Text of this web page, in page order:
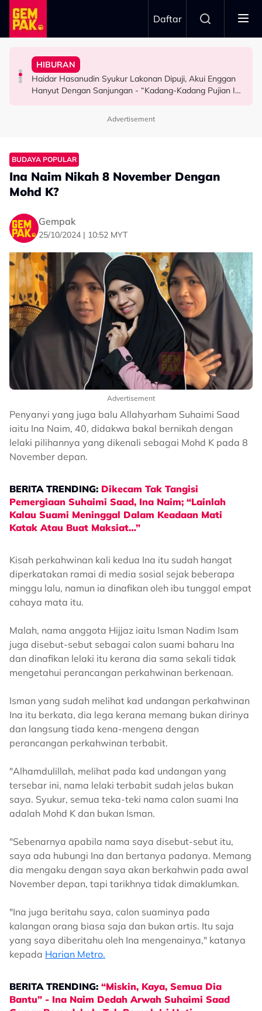
Skip to main content
Daftar
HIBURAN
Bawa Anak Ke Klinik, Syasya Rizal Terkejut Dikenali
Doktor
HIBURAN
Haidar Hasanudin Syukur Lakonan Dipuji, Akui Enggan
Hanyut Dengan Sanjungan - “Kadang-Kadang Pujian Ini
HIBURAN
"Saya Ingat Sampai Bila-Bila..." - Hussain
SELEBRITI
Syida Melvin Serah Isu Hutang Syarikat Kepada
Peguam, Dakwa Masih Belum Dapat Hak - “Saya Dah
Advertisement
BUDAYA POPULAR
Ina Naim Nikah 8 November Dengan
Mohd K?
Gempak
25/10/2024 | 10:52 MYT
Advertisement
Penyanyi yang juga balu Allahyarham Suhaimi Saad
iaitu Ina Naim, 40, didakwa bakal bernikah dengan
lelaki pilihannya yang dikenali sebagai Mohd K pada 8
November depan.
BERITA TRENDING: Dikecam Tak Tangisi
Pemergiaan Suhaimi Saad, Ina Naim; “Lainlah
Kalau Suami Meninggal Dalam Keadaan Mati
Katak Atau Buat Maksiat…”
Kisah perkahwinan kali kedua Ina itu sudah hangat
diperkatakan ramai di media sosial sejak beberapa
minggu lalu, namun ia dinafikan oleh ibu tunggal empat
cahaya mata itu.
Malah, nama anggota Hijjaz iaitu Isman Nadim Isam
juga disebut-sebut sebagai calon suami baharu Ina
dan dinafikan lelaki itu kerana dia sama sekali tidak
mengetahui perancangan perkahwinan berkenaan.
Isman yang sudah melihat kad undangan perkahwinan
Ina itu berkata, dia lega kerana memang bukan dirinya
dan langsung tiada kena-mengena dengan
perancangan perkahwinan terbabit.
"Alhamdulillah, melihat pada kad undangan yang
tersebar ini, nama lelaki terbabit sudah jelas bukan
saya. Syukur, semua teka-teki nama calon suami Ina
adalah Mohd K dan bukan Isman.
"Sebenarnya apabila nama saya disebut-sebut itu,
saya ada hubungi Ina dan bertanya padanya. Memang
dia mengaku dengan saya akan berkahwin pada awal
November depan, tapi tarikhnya tidak dimaklumkan.
"Ina juga beritahu saya, calon suaminya pada
kalangan orang biasa saja dan bukan artis. Itu saja
yang saya diberitahu oleh Ina mengenainya," katanya
kepada Harian Metro.
BERITA TRENDING: “Miskin, Kaya, Semua Dia
Bantu” - Ina Naim Dedah Arwah Suhaimi Saad